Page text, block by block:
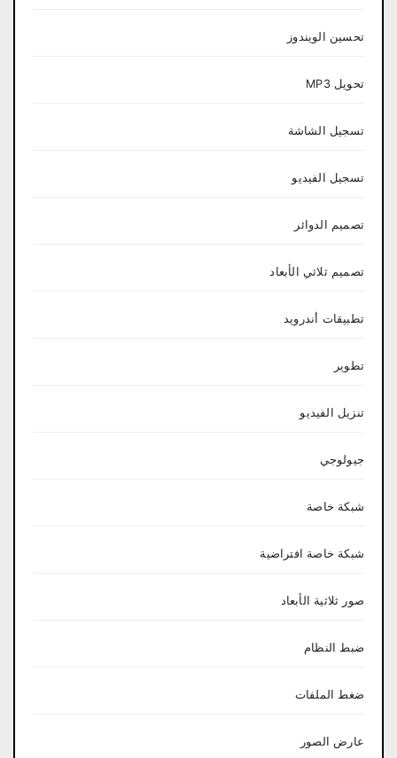
تحسين الويندوز
تحويل MP3
تسجيل الشاشة
تسجيل الفيديو
تصميم الدوائر
تصميم ثلاثي الأبعاد
تطبيقات أندرويد
تطوير
تنزيل الفيديو
جيولوجي
شبكة خاصة
شبكة خاصة افتراضية
صور ثلاثية الأبعاد
ضبط النظام
ضغط الملفات
عارض الصور